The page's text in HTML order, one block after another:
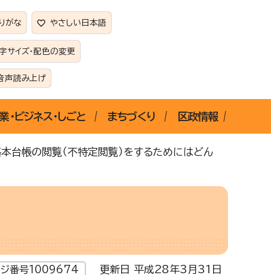
がな やさしい日本語
サイズ・配色の変更
声読み上げ
・ビジネス・しごと まちづくり 区政情報
台帳の閲覧（不特定閲覧）をするためにはどん
ジ番号1009674 更新日 平成28年3月31日